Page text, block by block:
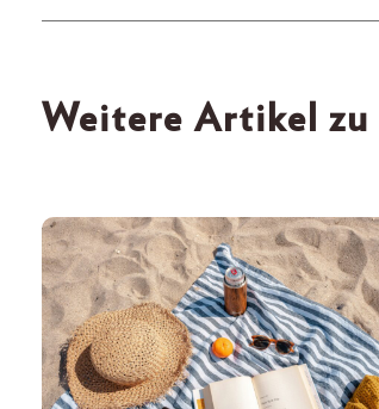
Weitere Artikel zu